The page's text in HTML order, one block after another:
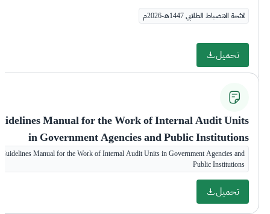
لائحة الانضباط الطلابي 1447هـ-2026م
تحميل
Manual for the Work of Internal Audit Units
in Government Agencies and Public Institutions
Guidelines Manual for the Work of Internal Audit Units in Government Agencies and
Public Institutions
تحميل